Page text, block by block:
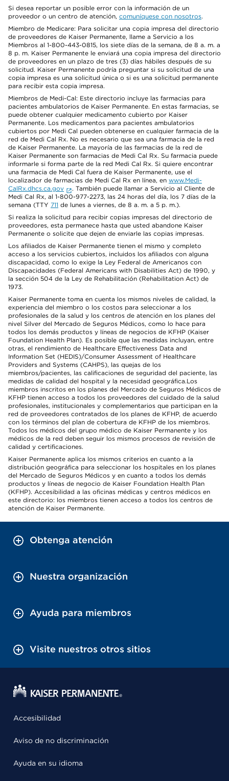
Si desea reportar un posible error con la información de un
proveedor o un centro de atención, comuníquese con nosotros.
Miembro de Medicare: Para solicitar una copia impresa del directorio
de proveedores de Kaiser Permanente, llame a Servicio a los
Miembros al 1-800-443-0815, los siete días de la semana, de 8 a. m. a
8 p. m. Kaiser Permanente le enviará una copia impresa del directorio
de proveedores en un plazo de tres (3) días hábiles después de su
solicitud. Kaiser Permanente podría preguntar si su solicitud de una
copia impresa es una solicitud única o si es una solicitud permanente
para recibir esta copia impresa.
Miembros de Medi-Cal: Este directorio incluye las farmacias para
pacientes ambulatorios de Kaiser Permanente. En estas farmacias, se
puede obtener cualquier medicamento cubierto por Kaiser
Permanente. Los medicamentos para pacientes ambulatorios
cubiertos por Medi Cal pueden obtenerse en cualquier farmacia de la
red de Medi Cal Rx. No es necesario que sea una farmacia de la red
de Kaiser Permanente. La mayoría de las farmacias de la red de
Kaiser Permanente son farmacias de Medi Cal Rx. Su farmacia puede
informarle si forma parte de la red Medi Cal Rx. Si quiere encontrar
una farmacia de Medi Cal fuera de Kaiser Permanente, use el
localizador de farmacias de Medi Cal Rx en línea, en www.Medi-
CalRx.dhcs.ca.gov
. También puede llamar a Servicio al Cliente de
Medi Cal Rx, al 1-800-977-2273, las 24 horas del día, los 7 días de la
semana (TTY 711 de lunes a viernes, de 8 a. m. a 5 p. m.).
Si realiza la solicitud para recibir copias impresas del directorio de
proveedores, esta permanece hasta que usted abandone Kaiser
Permanente o solicite que dejen de enviarle las copias impresas.
Los afiliados de Kaiser Permanente tienen el mismo y completo
acceso a los servicios cubiertos, incluidos los afiliados con alguna
discapacidad, como lo exige la Ley Federal de Americanos con
Discapacidades (Federal Americans with Disabilities Act) de 1990, y
la sección 504 de la Ley de Rehabilitación (Rehabilitation Act) de
1973.
Kaiser Permanente toma en cuenta los mismos niveles de calidad, la
experiencia del miembro o los costos para seleccionar a los
profesionales de la salud y los centros de atención en los planes del
nivel Silver del Mercado de Seguros Médicos, como lo hace para
todos los demás productos y líneas de negocios de KFHP (Kaiser
Foundation Health Plan). Es posible que las medidas incluyan, entre
otras, el rendimiento de Healthcare Effectiveness Data and
Information Set (HEDIS)/Consumer Assessment of Healthcare
Providers and Systems (CAHPS), las quejas de los
miembros/pacientes, las calificaciones de seguridad del paciente, las
medidas de calidad del hospital y la necesidad geográfica.Los
miembros inscritos en los planes del Mercado de Seguros Médicos de
KFHP tienen acceso a todos los proveedores del cuidado de la salud
profesionales, institucionales y complementarios que participan en la
red de proveedores contratados de los planes de KFHP, de acuerdo
con los términos del plan de cobertura de KFHP de los miembros.
Todos los médicos del grupo médico de Kaiser Permanente y los
médicos de la red deben seguir los mismos procesos de revisión de
calidad y certificaciones.
Kaiser Permanente aplica los mismos criterios en cuanto a la
distribución geográfica para seleccionar los hospitales en los planes
del Mercado de Seguros Médicos y en cuanto a todos los demás
productos y líneas de negocio de Kaiser Foundation Health Plan
(KFHP). Accesibilidad a las oficinas médicas y centros médicos en
este directorio: los miembros tienen acceso a todos los centros de
atención de Kaiser Permanente.
Obtenga atención
Nuestra organización
Ayuda para miembros
Visite nuestros otros sitios
Accesibilidad
Aviso de no discriminación
Ayuda en su idioma